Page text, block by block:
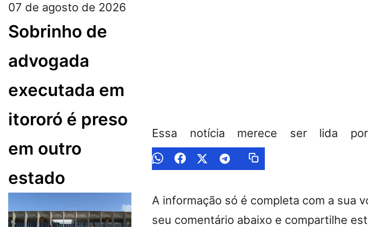
07 de agosto de 2026
Sobrinho de
advogada
executada em
itororó é preso
em outro
estado
Essa notícia merece ser lida
A informação só é completa com a sua
seu comentário abaixo e compartilhe